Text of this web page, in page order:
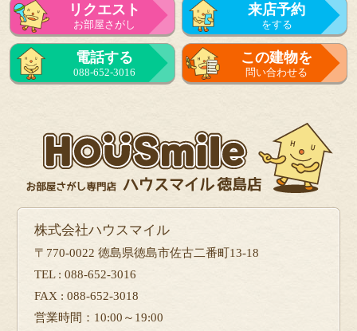
リクエスト
お部屋さがし
来店予約
をする
来店予約
をする
電話する
088-652-3016
この建物を
問い合わせる
株式会社ハウスマイル
〒770-0022 徳島県徳島市佐古二番町13-18
TEL : 088-652-3016
FAX : 088-652-3018
営業時間：10:00～19:00